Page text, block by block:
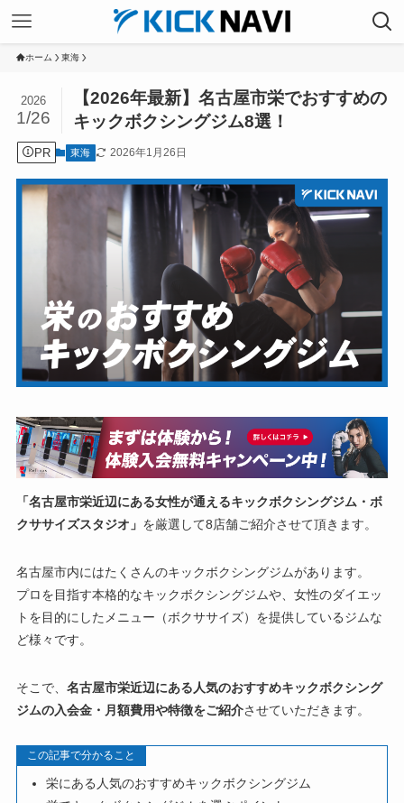
ホーム 東海
【2026年最新】名古屋市栄でおすすめの
キックボクシングジム8選！
2026
1/26
PR 東海 2026年1月26日
「名古屋市栄近辺にある女性が通えるキックボクシングジム・ボ
クササイズスタジオ」 を厳選して8店舗ご紹介させて頂きます。
名古屋市内にはたくさんのキックボクシングジムがあります。
プロを目指す本格的なキックボクシングジムや、女性のダイエッ
トを目的にしたメニュー（ボクササイズ）を提供しているジムな
ど様々です。
そこで、 名古屋市栄近辺にある人気のおすすめキックボクシング
ジムの入会金・月額費用や特徴をご紹介させていただきます。
この記事で分かること
栄にある人気のおすすめキックボクシングジム